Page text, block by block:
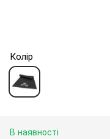
Колір
В наявності